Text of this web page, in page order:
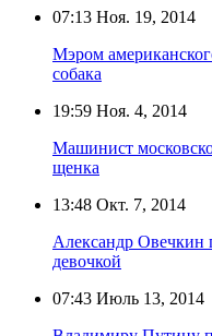
07:13 Ноя. 19, 2014
Мэром
собака
19:59 Ноя. 4, 2014
Машинист
щенка
13:48 Окт. 7, 2014
Александр Овечкин
девочкой
07:43 Июль 13, 2014